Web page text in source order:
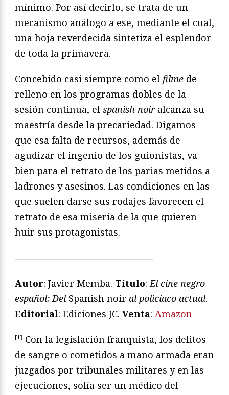
mínimo. Por así decirlo, se trata de un
mecanismo análogo a ese, mediante el cual,
una hoja reverdecida sintetiza el esplendor
de toda la primavera.
Concebido casi siempre como el filme de
relleno en los programas dobles de la
sesión continua, el spanish noiralcanza su
maestría desde la precariedad. Digamos
que esa falta de recursos, además de
agudizar el ingenio de los guionistas, va
bien para el retrato de los parias metidos a
ladrones y asesinos. Las condiciones en las
que suelen darse sus rodajes favorecen el
retrato de esa miseria de la que quieren
huir sus protagonistas.
———————————————
Autor: Javier Memba. Título: El cine negro
español: Del Spanish noir al policiaco actual.
Editorial: Ediciones JC. Venta: Amazon
[1] Con la legislación franquista, los delitos
de sangre o cometidos a mano armada eran
juzgados por tribunales militares y en las
ejecuciones, solía ser un médico del